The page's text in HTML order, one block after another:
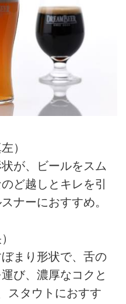
）
が、ビールをスム
ど越しとキレを引
ナーにおすすめ。
まり形状で、舌の
び、濃厚なコクと
スタウトにおすす